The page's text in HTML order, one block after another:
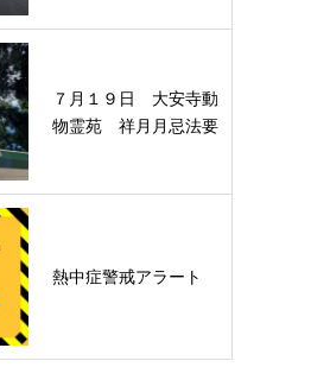
７月１９日 大安寺動
物霊苑 祥月月忌法要
熱中症警戒アラート